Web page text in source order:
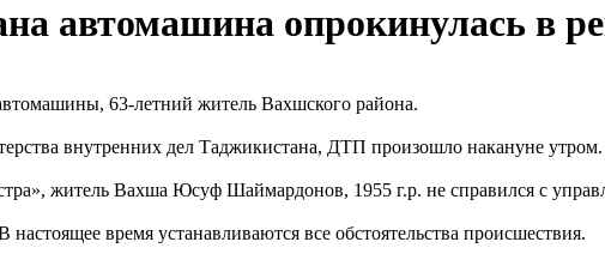
автомашина опрокинулась в
63-летний житель Вахшского района.
внутренних дел Таджикистана, ДТП произошло накануне утром.
житель Вахша Юсуф Шаймардонов, 1955 г.р. не справился с
время устанавливаются все обстоятельства происшествия.